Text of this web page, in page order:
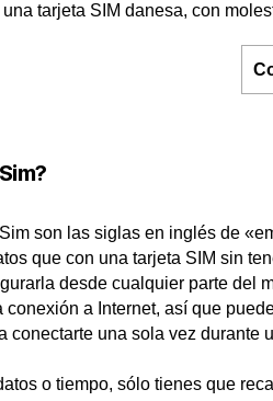
tarjeta SIM danesa, con
son las siglas en inglés de
que con una tarjeta SIM sin
desde cualquier parte del
conexión a Internet, así que
conectarte una sola vez durante
o tiempo, sólo tienes que